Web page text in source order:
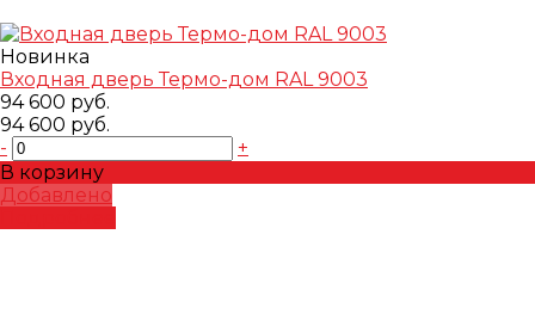
Новинка
Входная дверь Термо-дом RAL 9003
94 600 руб.
94 600 руб.
-
+
В корзину
Добавлено